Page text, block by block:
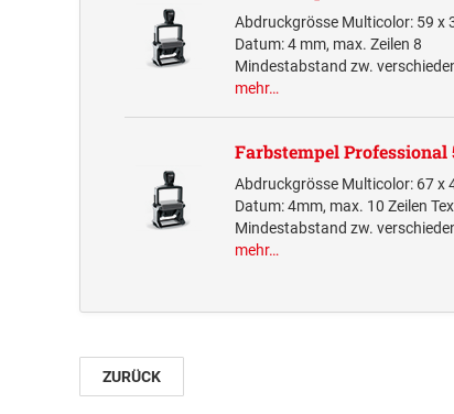
Abdruckgrösse Multicolor: 59 x
Datum: 4 mm, max. Zeilen 8
Mindestabstand zw.
mehr…
Farbstempel Professional
Abdruckgrösse Multicolor: 67 x
Datum: 4mm, max. 10 Zeilen
Mindestabstand zw.
mehr…
ZURÜCK